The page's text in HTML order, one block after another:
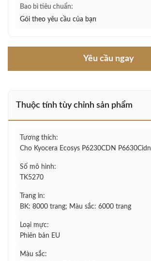
Bao bì tiêu chuẩn:
Gói theo yêu cầu của bạn
Yêu cầu ngay
Thuộc tính tùy chỉnh sản phẩm
Tương thích:
Cho Kyocera Ecosys P6230CDN P6630Cidn
Số mô hình:
TK5270
Trang in:
BK: 8000 trang; Màu sắc: 6000 trang
Loại mực:
Phiên bản EU
Màu sắc: